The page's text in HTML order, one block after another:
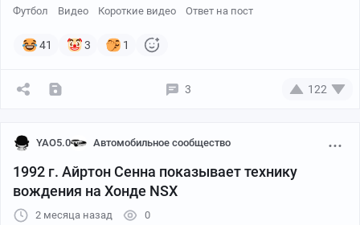
Футбол Видео Короткие видео Ответ на пост
41 3 1
3 122
YAO5.0 Автомобильное сообщество
1992 г. Айртон Сенна показывает технику
вождения на Хонде NSX
2 месяца назад 0